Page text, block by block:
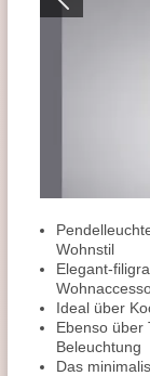
Wohnstil
Elegant-
Ideal über
Ebenso über
Beleuchtung
Das